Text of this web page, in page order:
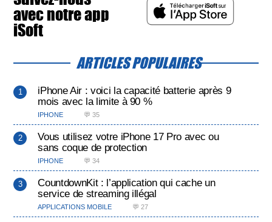
avec notre app
iSoft
ARTICLES POPULAIRES
iPhone Air : voici la capacité batterie après 9
mois avec la limite à 90 %
IPHONE 💬 35
Vous utilisez votre iPhone 17 Pro avec ou
sans coque de protection
IPHONE 💬 34
CountdownKit : l’application qui cache un
service de streaming illégal
APPLICATIONS MOBILE 💬 27